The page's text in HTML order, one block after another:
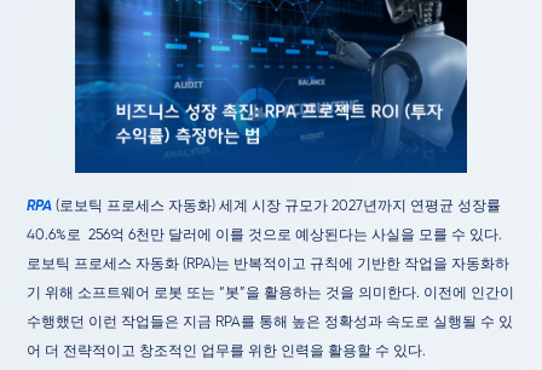
RPA (로보틱 프로세스 자동화) 세계 시장 규모가 2027년까지 연평균 성장률
40.6%로 256억 6천만 달러에 이를 것으로 예상된다는 사실을 모를 수 있다.
로보틱 프로세스 자동화 (RPA)는 반복적이고 규칙에 기반한 작업을 자동화하
기 위해 소프트웨어 로봇 또는 “봇”을 활용하는 것을 의미한다. 이전에 인간이
수행했던 이런 작업들은 지금 RPA를 통해 높은 정확성과 속도로 실행될 수 있
어 더 전략적이고 창조적인 업무를 위한 인력을 활용할 수 있다.